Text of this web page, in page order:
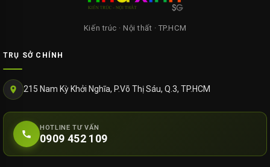
Kiến trúc · Nội thất · TP.HCM
TRỤ SỞ CHÍNH
215 Nam Kỳ Khởi Nghĩa, P.Võ Thị Sáu, Q.3, TP.HCM
HOTLINE TƯ VẤN
0909 452 109